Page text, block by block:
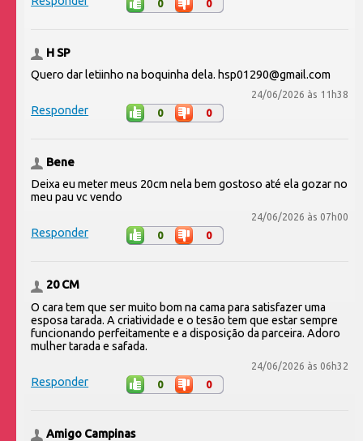
0 0
H SP
Quero dar letiinho na boquinha dela. hsp01290@gmail.com
24/06/2026 às 11h38
Responder 0 0
Bene
Deixa eu meter meus 20cm nela bem gostoso até ela gozar no
meu pau vc vendo
24/06/2026 às 07h00
Responder 0 0
20 CM
O cara tem que ser muito bom na cama para satisfazer uma
esposa tarada. A criatividade e o tesão tem que estar sempre
funcionando perfeitamente e a disposição da parceira. Adoro
mulher tarada e safada.
24/06/2026 às 06h32
Responder 0 0
Amigo Campinas